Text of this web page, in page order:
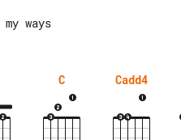
C Cadd4